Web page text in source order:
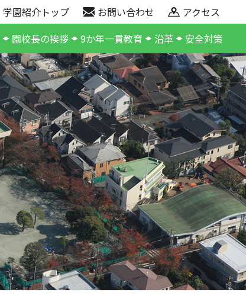
学園紹介トップ お問い合わせ
アクセス
園校長の挨拶 9か年一貫教育 沿革 安全対策